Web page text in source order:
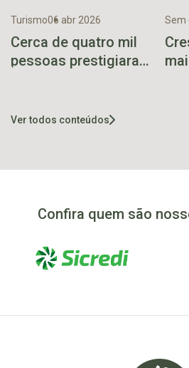
Turismo06 abr 2026
Cerca de quatro mil
pessoas prestigiaram
Agostinho
Sem
Ver todos conteúdos
Confira quem são